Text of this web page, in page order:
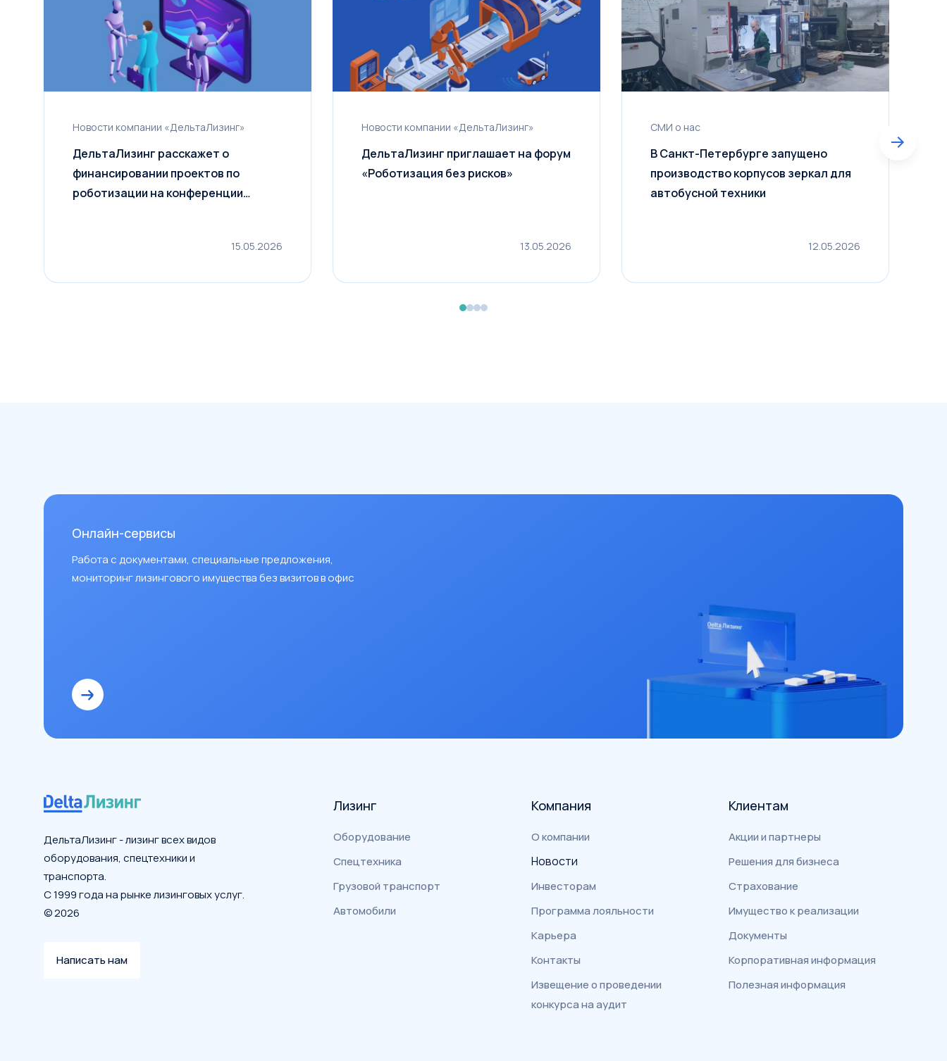
Новости компании «ДельтаЛизинг»
ДельтаЛизинг расскажет о
финансировании проектов по
роботизации на конференции
15.05.2026
Новости компании «ДельтаЛизинг»
ДельтаЛизинг приглашает на форум
«Роботизация без рисков»
13.05.2026
СМИ о нас
В Санкт-Петербурге запущено
производство корпусов зеркал для
автобусной техники
12.05.2026
Онлайн-сервисы
Работа с документами, специальные предложения,
мониторинг лизингового имущества без визитов в офис
ДельтаЛизинг - лизинг всех видов
оборудования, спецтехники и
транспорта.
С 1999 года на рынке лизинговых услуг.
© 2026
Написать нам
Лизинг
Оборудование
Спецтехника
Грузовой транспорт
Автомобили
Компания
О компании
Новости
Инвесторам
Программа лояльности
Карьера
Контакты
Извещение о проведении
конкурса на аудит
Клиентам
Акции и партнеры
Решения для бизнеса
Страхование
Имущество к реализации
Документы
Корпоративная информация
Полезная информация
100 млн
Первоначальный взнос
от 0 до 49%